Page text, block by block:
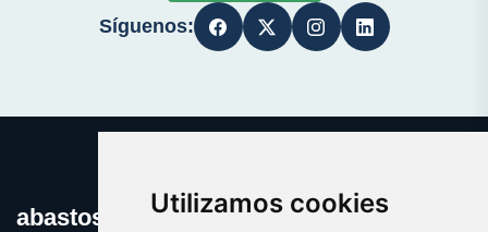
Utilizamos cookies
Síguenos:
abastos.es